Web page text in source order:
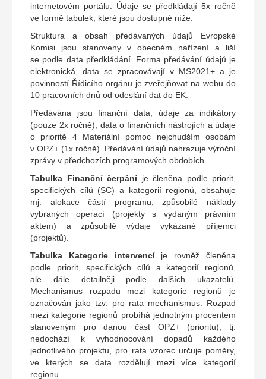
internetovém portálu. Údaje se předkládají 5x ročně
ve formě tabulek, které jsou dostupné níže.
Struktura a obsah předávaných údajů Evropské
Komisi jsou stanoveny v obecném nařízení a liší
se podle data předkládání. Forma předávání údajů je
elektronická, data se zpracovávají v MS2021+ a je
povinností Řídicího orgánu je zveřejňovat na webu do
10 pracovních dnů od odeslání dat do EK.
Předávána jsou finanční data, údaje za indikátory
(pouze 2x ročně), data o finančních nástrojích a údaje
o prioritě 4 Materiální pomoc nejchudším osobám
v OPZ+ (1x ročně). Předávání údajů nahrazuje výroční
zprávy v předchozích programových obdobích.
Tabulka Finanční čerpáníje členěna podle priorit,
specifických cílů (SC) a kategorií regionů, obsahuje
mj. alokace částí programu, způsobilé náklady
vybraných operací (projekty s vydaným právním
aktem) a způsobilé výdaje vykázané příjemci
(projektů).
Tabulka Kategorie intervencí je rovněž členěna
podle priorit, specifických cílů a kategorií regionů,
ale dále detailněji podle dalších ukazatelů.
Mechanismus rozpadu mezi kategorie regionů je
označován jako tzv. pro rata mechanismus. Rozpad
mezi kategorie regionů probíhá jednotným procentem
stanoveným pro danou část OPZ+ (prioritu), tj.
nedochází k vyhodnocování dopadů každého
jednotlivého projektu, pro rata vzorec určuje poměry,
ve kterých se data rozdělují mezi více kategorií
regionu.